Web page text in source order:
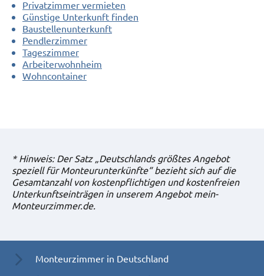
Privatzimmer vermieten
Günstige Unterkunft finden
Baustellenunterkunft
Pendlerzimmer
Tageszimmer
Arbeiterwohnheim
Wohncontainer
* Hinweis: Der Satz „Deutschlands größtes Angebot
speziell für Monteurunterkünfte“ bezieht sich auf die
Gesamtanzahl von kostenpflichtigen und kostenfreien
Unterkunftseinträgen in unserem Angebot mein-
Monteurzimmer.de.
Monteurzimmer in Deutschland